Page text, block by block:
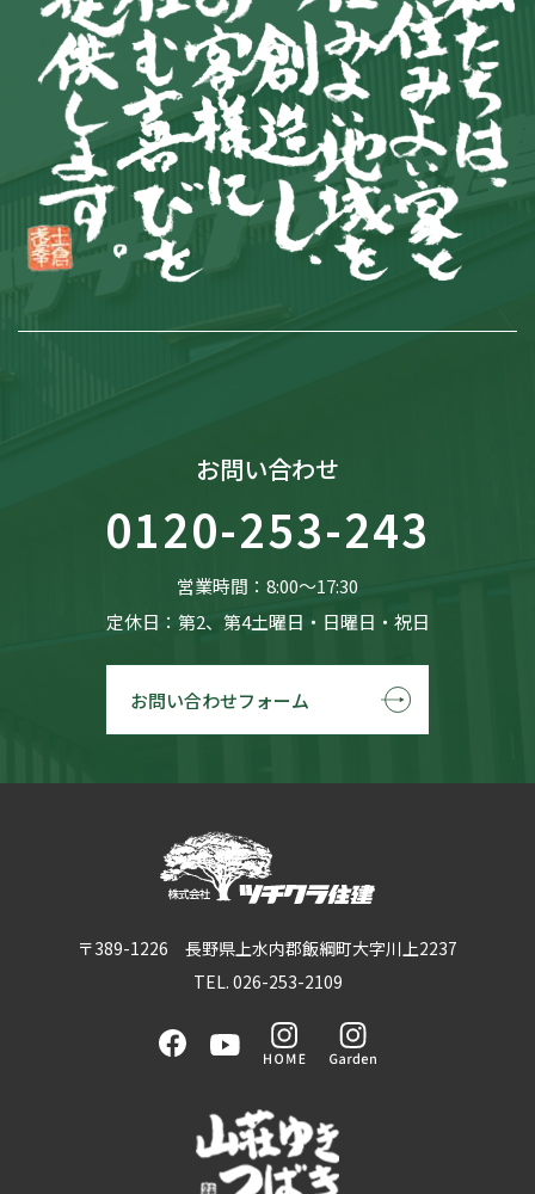
お問い合わせ
0120-253-243
営業時間：8:00〜17:30
定休日：第2、第4土曜日・日曜日・祝日
お問い合わせフォーム
〒389-1226 長野県上水内郡飯綱町大字川上2237
TEL. 026-253-2109